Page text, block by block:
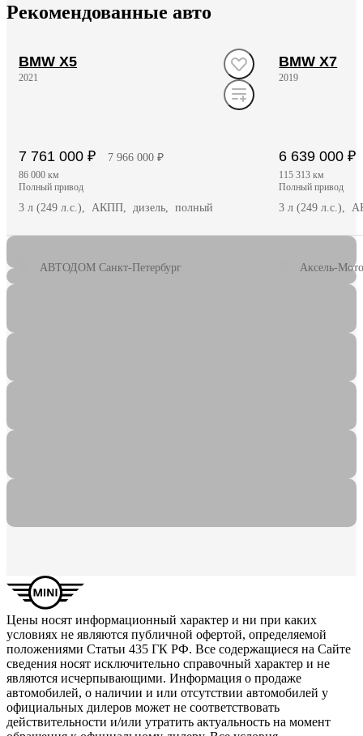
Рекомендованные авто
BMW X5
2021
7 761 000 ₽ 7 966 000 ₽
86 000 км
полный привод
3 л (249 л.с.), АКПП, дизель, полный
АВТОДОМ Санкт-Петербург
BMW X7
2019
6 639 000 ₽
115 313 км
полный привод
3 л (249 л.с.),
Аксель-
Цены носят информационный характер и ни при каких
условиях не являются публичной офертой, определяемой
положениями Статьи 435 ГК РФ. Все содержащиеся на Сайте
сведения носят исключительно справочный характер и не
являются исчерпывающими. Информация о продаже
автомобилей, о наличии и или отсутствии автомобилей у
официальных дилеров может не соответствовать
действительности и/или утратить актуальность на момент